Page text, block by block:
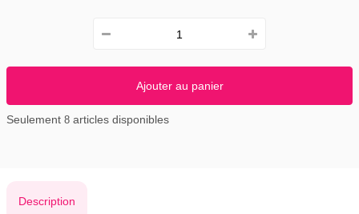
Ajouter au panier
Seulement 8 articles disponibles
Description